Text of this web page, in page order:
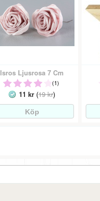
Isros Ljusrosa 7 Cm
(1)
11 kr (19 kr)